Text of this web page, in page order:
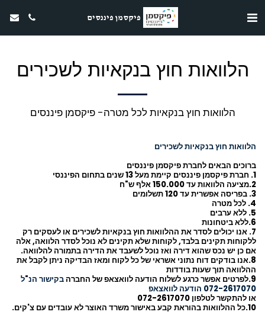
פיקסמן פיננסים
הלוואות חוץ בנקאיות לשכירים
הלוואות חוץ בנקאיות לכל מטרה- פיקסמן פיננסים
הלוואות חוץ בנקאיות לשכירים
ברוכים הבאים לחברת פיקסמן פיננסים
1. חברת פיקסמן פיננסים קיימת מעל 13 שנים בתחום הפיננסי
2.מציעה הלוואות עד 150.000 אלף ש"ח
3. בפריסה אפשרית עד 120 תשלומים
4. לכל מטרה
5. ללא ערבים
6.ללא ביטחונות
7. אנו יכולים לסדר את ההלוואות חוץ בנקאיות לשכירים או לעסקים רק
ללקוחות תקינים בלבד, לקוחות שלא תקינים לא נוכל לסדר הלוואה, אלה
אם כן יש נכס שהוא דירה ואז נוכל לשעבד את הדירה בתמורה להלוואה.
8.אנו בודקים דוח נתוני אשראי של כל לקוח ומאז הבדיקה ניתן לקבל את
ההלוואה תוך שעות בודדות
9.לפרטים אפשר כרגע לשלוח הודעה לוואצאפ של החברה
בקישור הנ"ל
072-2617070 הודעה לוואצאפ
או להתקשר לטלפון 072-2617070
10.כל ההלוואות בהוראת קבע באישור משרד האוצר לא עובדים עם צ'קים.